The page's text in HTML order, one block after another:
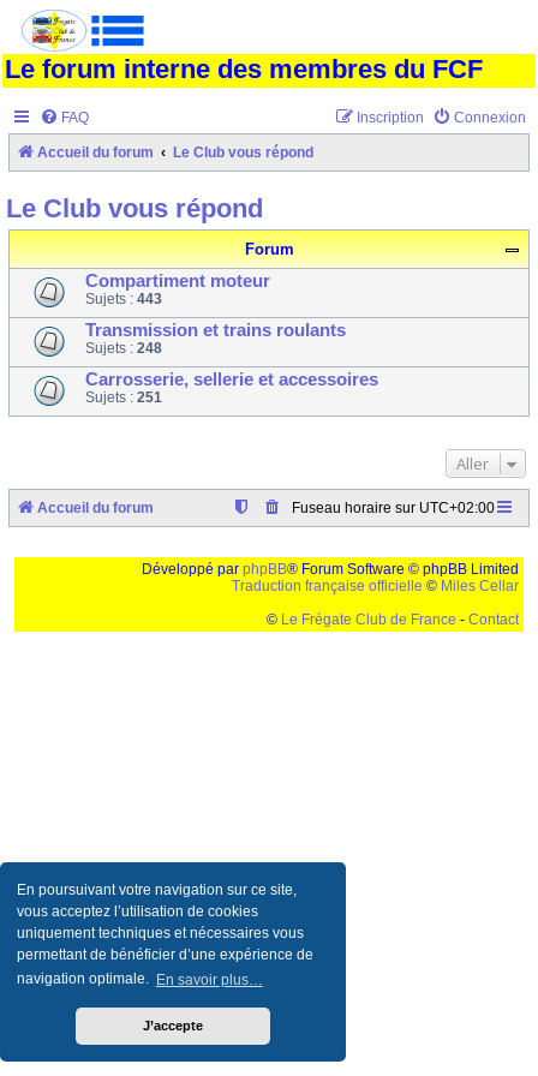
En poursuivant votre navigation sur ce site,
vous acceptez l’utilisation de cookies
uniquement techniques et nécessaires vous
permettant de bénéficier d’une expérience de
navigation optimale. En savoir plus…
J’accepte
Le forum interne des membres du FCF
FAQ Connexion
Inscription
Accueil du forum Le Club vous répond
Le Club vous répond
Forum
Compartiment moteur
Sujets : 443
Transmission et trains roulants
Sujets : 248
Carrosserie, sellerie et accessoires
Sujets : 251
Aller
Accueil du forum Fuseau horaire sur UTC+02:00
Développé par phpBB® Forum Software © phpBB Limited
Traduction française officielle © Miles Cellar
© Le Frégate Club de France - Contact